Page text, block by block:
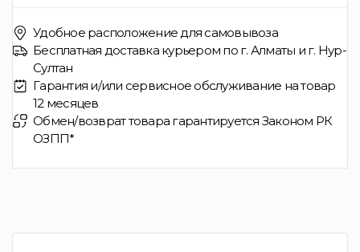
Удобное расположение для самовывоза
Бесплатная доставка курьером по г. Алматы и г. Нур-
Султан
Гарантия и/или сервисное обслуживание на товар
12 месяцев
Обмен/возврат товара гарантируется Законом РК
ОЗПП*